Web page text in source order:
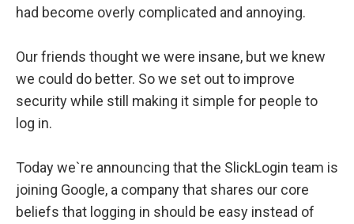
had become overly complicated and annoying.
Our friends thought we were insane, but we knew
we could do better. So we set out to improve
security while still making it simple for people to
log in.
Today we`re announcing that the SlickLogin team is
joining Google, a company that shares our core
beliefs that logging in should be easy instead of